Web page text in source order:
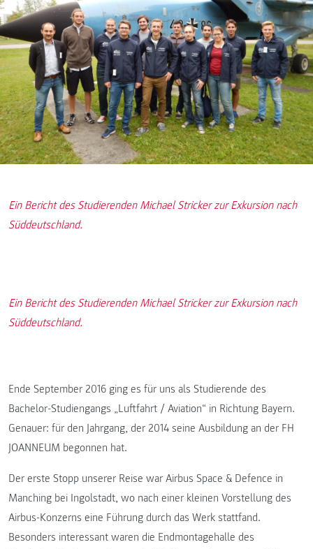
Ein Bericht des Studierenden Michael Stricker zur Exkursion nach
Süddeutschland.
Ein Bericht des Studierenden Michael Stricker zur Exkursion nach
Süddeutschland.
Ende September 2016 ging es für uns als Studierende des
Bachelor-Studiengangs „Luftfahrt / Aviation“ in Richtung Bayern.
Genauer: für den Jahrgang, der 2014 seine Ausbildung an der FH
JOANNEUM begonnen hat.
Der erste Stopp unserer Reise war Airbus Space & Defence in
Manching bei Ingolstadt, wo nach einer kleinen Vorstellung des
Airbus-Konzerns eine Führung durch das Werk stattfand.
Besonders interessant waren die Endmontagehalle des